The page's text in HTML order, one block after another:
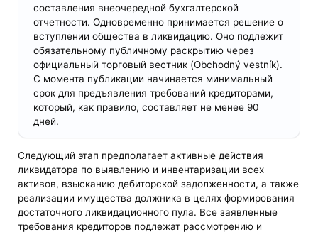
составления внеочередной бухгалтерской
отчетности. Одновременно принимается решение о
вступлении общества в ликвидацию. Оно подлежит
обязательному публичному раскрытию через
официальный торговый вестник (Obchodný vestník).
С момента публикации начинается минимальный
срок для предъявления требований кредиторами,
который, как правило, составляет не менее 90
дней.
Следующий этап предполагает активные действия
ликвидатора по выявлению и инвентаризации всех
активов, взысканию дебиторской задолженности, а также
реализации имущества должника в целях формирования
достаточного ликвидационного пула. Все заявленные
требования кредиторов подлежат рассмотрению и